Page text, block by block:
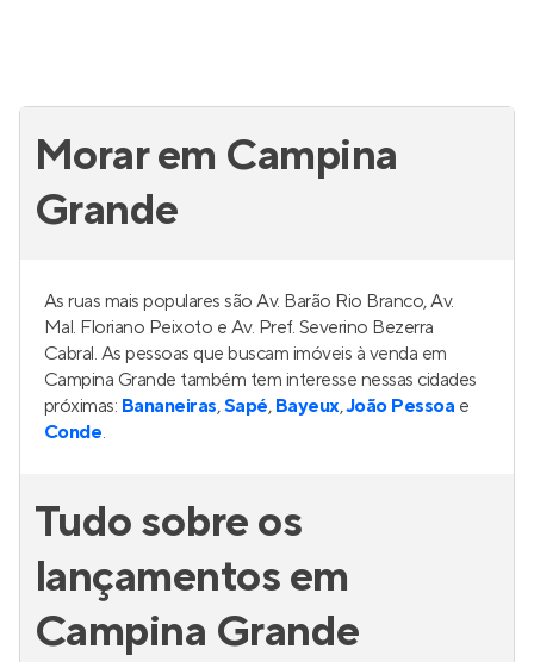
Morar em Campina
Grande
As ruas mais populares são Av. Barão Rio Branco, Av.
Mal. Floriano Peixoto e Av. Pref. Severino Bezerra
Cabral. As pessoas que buscam imóveis à venda em
Campina Grande também tem interesse nessas cidades
próximas: Bananeiras,Sapé, Bayeux,João Pessoa e
Conde.
Tudo sobre os
lançamentos em
Campina Grande